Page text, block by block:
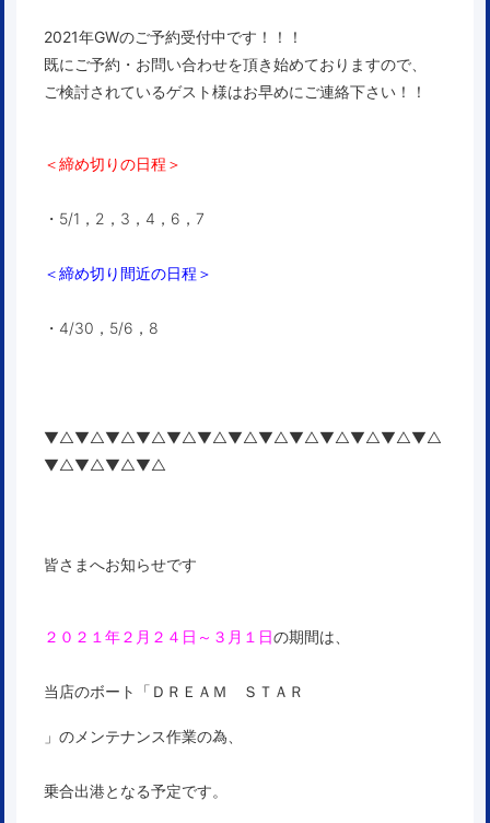
2021年GWのご予約受付中です！！！
既にご予約・お問い合わせを頂き始めておりますので、
ご検討されているゲスト様はお早めにご連絡下さい！！
＜締め切りの日程＞
・5/1，2，3，4，6，7
＜締め切り間近の日程＞
・4/30，5/6，8
▼△▼△▼△▼△▼△▼△▼△▼△▼△▼△▼△▼△▼△
▼△▼△▼△▼△
皆さまへお知らせです
２０２１年２月２４日～３月１日の期間は、
当店のボート「ＤＲＥＡＭ ＳＴＡＲ
」のメンテナンス作業の為、
乗合出港となる予定です。